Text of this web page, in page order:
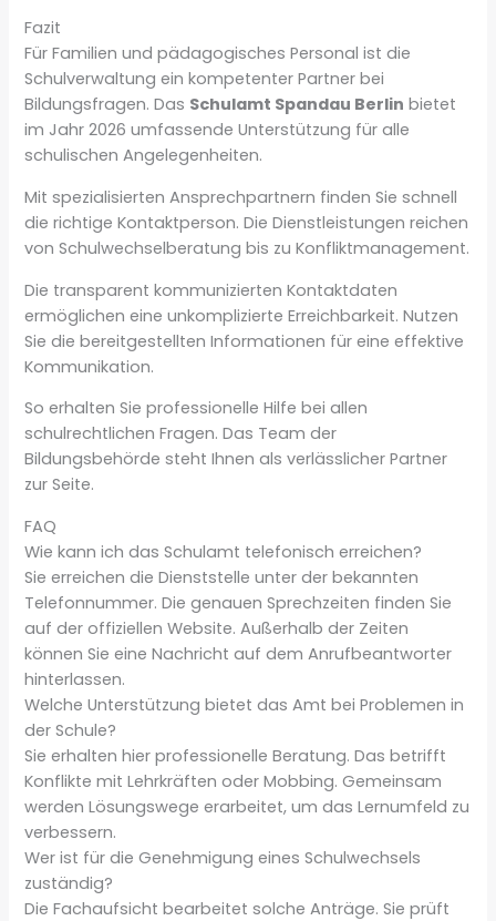
Fazit
Für Familien und pädagogisches Personal ist die
Schulverwaltung ein kompetenter Partner bei
Bildungsfragen. Das Schulamt Spandau Berlin bietet
im Jahr 2026 umfassende Unterstützung für alle
schulischen Angelegenheiten.
Mit spezialisierten Ansprechpartnern finden Sie schnell
die richtige Kontaktperson. Die Dienstleistungen reichen
von Schulwechselberatung bis zu Konfliktmanagement.
Die transparent kommunizierten Kontaktdaten
ermöglichen eine unkomplizierte Erreichbarkeit. Nutzen
Sie die bereitgestellten Informationen für eine effektive
Kommunikation.
So erhalten Sie professionelle Hilfe bei allen
schulrechtlichen Fragen. Das Team der
Bildungsbehörde steht Ihnen als verlässlicher Partner
zur Seite.
FAQ
Wie kann ich das Schulamt telefonisch erreichen?
Sie erreichen die Dienststelle unter der bekannten
Telefonnummer. Die genauen Sprechzeiten finden Sie
auf der offiziellen Website. Außerhalb der Zeiten
können Sie eine Nachricht auf dem Anrufbeantworter
hinterlassen.
Welche Unterstützung bietet das Amt bei Problemen in
der Schule?
Sie erhalten hier professionelle Beratung. Das betrifft
Konflikte mit Lehrkräften oder Mobbing. Gemeinsam
werden Lösungswege erarbeitet, um das Lernumfeld zu
verbessern.
Wer ist für die Genehmigung eines Schulwechsels
zuständig?
Die Fachaufsicht bearbeitet solche Anträge. Sie prüft